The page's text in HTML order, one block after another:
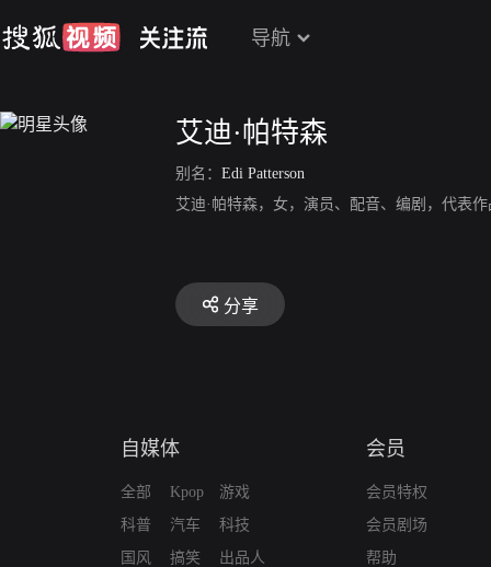
导航
艾迪·帕特森
别名： Edi Patterson
艾迪·帕特森，女，演员、配音、编剧，代表
分享
自媒体
全部
科普
国风
Kpop
汽车
搞笑
游戏
科技
出品人
会员
会员特权
会员剧场
帮助